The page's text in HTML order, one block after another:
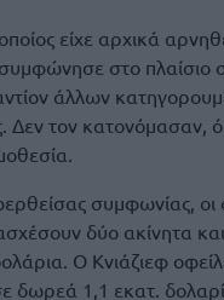
είχε αρχικά
στο πλαίσιο
άλλων
Δεν τον κατονόμασαν,
συμφωνίας, οι
δύο ακίνητα
Ο Κνιάζιεφ
δωρεά 1,1 εκατ.